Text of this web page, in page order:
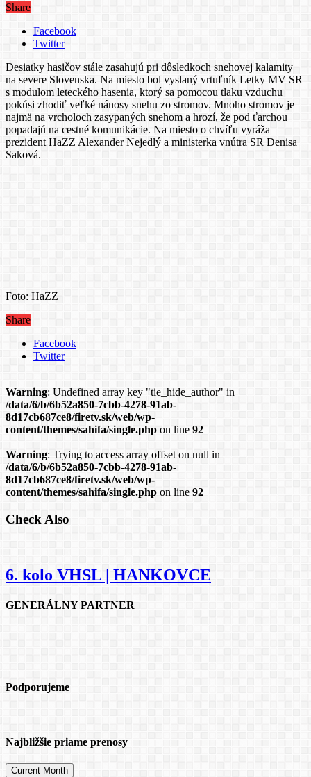
Share
Facebook
Twitter
Desiatky hasičov stále zasahujú pri dôsledkoch snehovej kalamity
na severe Slovenska. Na miesto bol vyslaný vrtuľník Letky MV SR
s modulom leteckého hasenia, ktorý sa pomocou tlaku vzduchu
pokúsi zhodiť veľké nánosy snehu zo stromov. Mnoho stromov je
najmä na vrcholoch zasypaných snehom a hrozí, že pod ťarchou
popadajú na cestné komunikácie. Na miesto o chvíľu vyráža
prezident HaZZ Alexander Nejedlý a ministerka vnútra SR Denisa
Saková.
Foto: HaZZ
Share
Facebook
Twitter
Warning: Undefined array key "tie_hide_author" in
/data/6/b/6b52a850-7cbb-4278-91ab-
8d17cb687ce8/firetv.sk/web/wp-
content/themes/sahifa/single.php on line 92
Warning: Trying to access array offset on null in
/data/6/b/6b52a850-7cbb-4278-91ab-
8d17cb687ce8/firetv.sk/web/wp-
content/themes/sahifa/single.php on line 92
Check Also
6. kolo VHSL | HANKOVCE
GENERÁLNY PARTNER
Podporujeme
Najbližšie priame prenosy
Current Month